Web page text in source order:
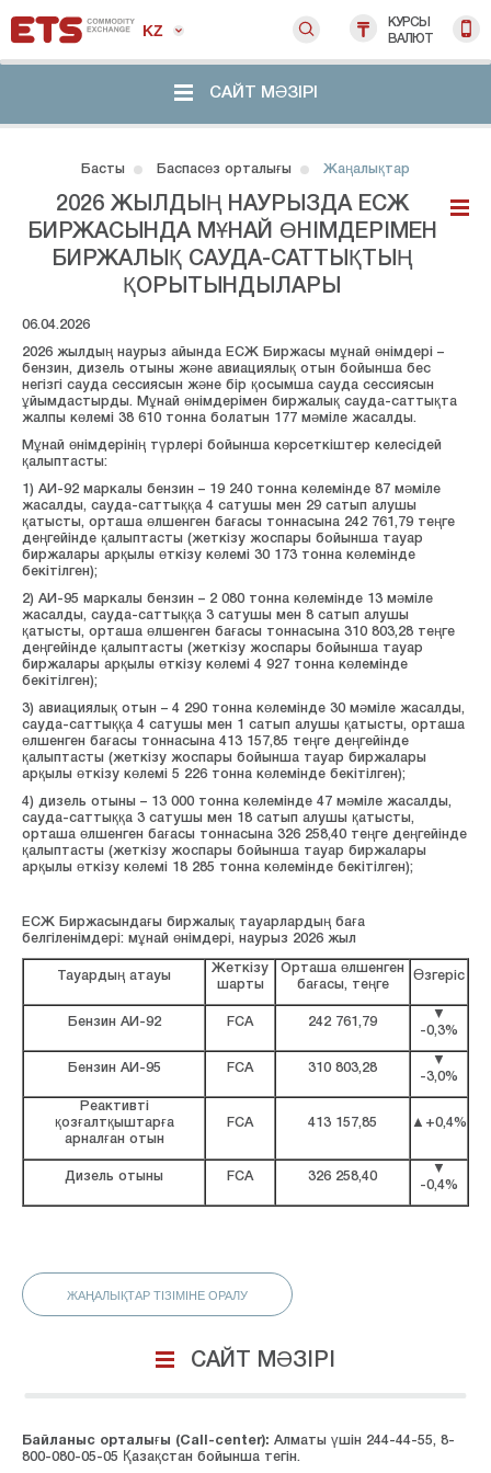
KZ
КУРСЫ
ВАЛЮТ
САЙТ МӘЗІРІ
Басты Баспасөз орталығы Жаңалықтар
2026 ЖЫЛДЫҢ НАУРЫЗДА ЕСЖ
БИРЖАСЫНДА МҰНАЙ ӨНІМДЕРІМЕН
БИРЖАЛЫҚ САУДА-САТТЫҚТЫҢ
ҚОРЫТЫНДЫЛАРЫ
06.04.2026
2026 жылдың наурыз айында ЕСЖ Биржасы мұнай өнімдері –
бензин, дизель отыны және авиациялық отын бойынша бес
негізгі сауда сессиясын және бір қосымша сауда сессиясын
ұйымдастырды. Мұнай өнімдерімен биржалық сауда-саттықта
жалпы көлемі 38 610 тонна болатын 177 мәміле жасалды.
Мұнай өнімдерінің түрлері бойынша көрсеткіштер келесідей
қалыптасты:
1) АИ-92 маркалы бензин – 19 240 тонна көлемінде 87 мәміле
жасалды, сауда-саттыққа 4 сатушы мен 29 сатып алушы
қатысты, орташа өлшенген бағасы тоннасына 242 761,79 теңге
деңгейінде қалыптасты (жеткізу жоспары бойынша тауар
биржалары арқылы өткізу көлемі 30 173 тонна көлемінде
бекітілген);
2) АИ-95 маркалы бензин – 2 080 тонна көлемінде 13 мәміле
жасалды, сауда-саттыққа 3 сатушы мен 8 сатып алушы
қатысты, орташа өлшенген бағасы тоннасына 310 803,28 теңге
деңгейінде қалыптасты (жеткізу жоспары бойынша тауар
биржалары арқылы өткізу көлемі 4 927 тонна көлемінде
бекітілген);
3) авиациялық отын – 4 290 тонна көлемінде 30 мәміле жасалды,
сауда-саттыққа 4 сатушы мен 1 сатып алушы қатысты, орташа
өлшенген бағасы тоннасына 413 157,85 теңге деңгейінде
қалыптасты (жеткізу жоспары бойынша тауар биржалары
арқылы өткізу көлемі 5 226 тонна көлемінде бекітілген);
4) дизель отыны – 13 000 тонна көлемінде 47 мәміле жасалды,
сауда-саттыққа 3 сатушы мен 18 сатып алушы қатысты,
орташа өлшенген бағасы тоннасына 326 258,40 теңге деңгейінде
қалыптасты (жеткізу жоспары бойынша тауар биржалары
арқылы өткізу көлемі 18 285 тонна көлемінде бекітілген);
ЕСЖ Биржасындағы биржалық тауарлардың баға
белгіленімдері: мұнай өнімдері, наурыз 2026 жыл
Тауардың атауы
Жеткізу
шарты
Орташа өлшенген
бағасы, теңге
Өзгеріс
Бензин АИ-92 FCA 242 761,79
▼
-0,3%
Бензин АИ-95 FCA 310 803,28
▼
-3,0%
Реактивті
қозғалтқыштарға
арналған отын
FCA 413 157,85 ▲+0,4%
Дизель отыны FCA 326 258,40
▼
-0,4%
ЖАҢАЛЫҚТАР ТІЗІМІНЕ ОРАЛУ
САЙТ МӘЗІРІ
Байланыс орталығы (Сall-center): Алматы үшін 244-44-55, 8-
800-080-05-05 Қазақстан бойынша тегін.